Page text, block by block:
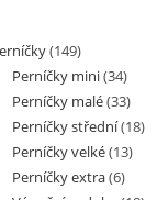
(149)
Perníčky mini(34)
Perníčky malé(33)
Perníčky střední(18)
Perníčky velké(13)
Perníčky extra(6)